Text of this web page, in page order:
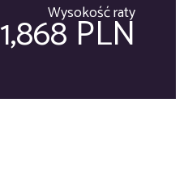
Wysokość raty
1,868 PLN